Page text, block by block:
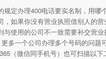
规定办理400电话要实名制，用哪
，如果你没有营业执照借别人的
与使用的公司不一致需要补交营
多一个公司办理多个号码的问题
（微信同手机号）也可扫描以下